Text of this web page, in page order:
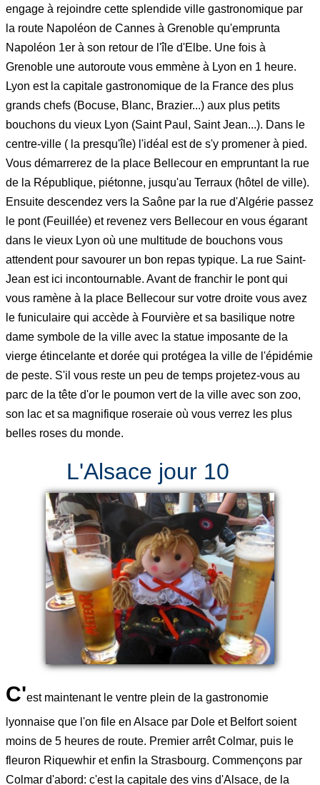
engage à rejoindre cette splendide ville gastronomique par
la route Napoléon de Cannes à Grenoble qu'emprunta
Napoléon 1er à son retour de l'île d'Elbe. Une fois à
Grenoble une autoroute vous emmène à Lyon en 1 heure.
Lyon est la capitale gastronomique de la France des plus
grands chefs (Bocuse, Blanc, Brazier...) aux plus petits
bouchons du vieux Lyon (Saint Paul, Saint Jean...). Dans le
centre-ville ( la presqu'île) l'idéal est de s'y promener à pied.
Vous démarrerez de la place Bellecour en empruntant la rue
de la République, piétonne, jusqu'au Terraux (hôtel de ville).
Ensuite descendez vers la Saône par la rue d'Algérie passez
le pont (Feuillée) et revenez vers Bellecour en vous égarant
dans le vieux Lyon où une multitude de bouchons vous
attendent pour savourer un bon repas typique. La rue Saint-
Jean est ici incontournable. Avant de franchir le pont qui
vous ramène à la place Bellecour sur votre droite vous avez
le funiculaire qui accède à Fourvière et sa basilique notre
dame symbole de la ville avec la statue imposante de la
vierge étincelante et dorée qui protégea la ville de l'épidémie
de peste. S'il vous reste un peu de temps projetez-vous au
parc de la tête d'or le poumon vert de la ville avec son zoo,
son lac et sa magnifique roseraie où vous verrez les plus
belles roses du monde.
L'Alsace jour 10
C'est maintenant le ventre plein de la gastronomie
lyonnaise que l'on file en Alsace par Dole et Belfort soient
moins de 5 heures de route. Premier arrêt Colmar, puis le
fleuron Riquewhir et enfin la Strasbourg. Commençons par
Colmar d'abord: c'est la capitale des vins d'Alsace, de la